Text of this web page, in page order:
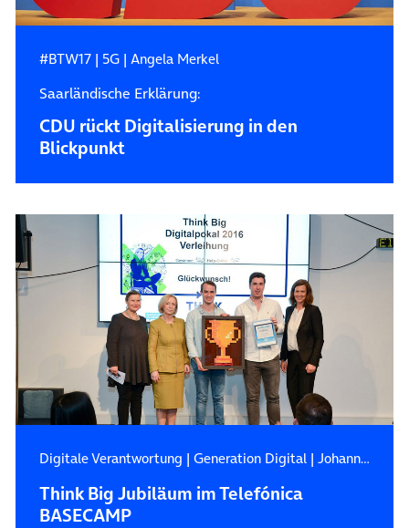
#BTW17| 5G| Angela Merkel
Saarländische Erklärung:
CDU rückt Digitalisierung in den
Blickpunkt
Digitale Verantwortung | Generation Digital| Johanna Wanka
Think Big Jubiläum im Telefónica
BASECAMP